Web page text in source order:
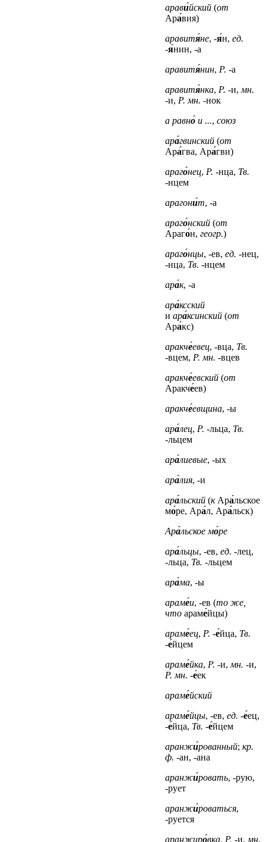
арави́йский (от
Ара́вия)
аравитя́не, -я́н, ед.
-я́нин, -а
аравитя́нин, Р. -а
аравитя́нка, Р. -и, мн.
-и, Р. мн. -нок
а равно́ и ..., союз
ара́гвинский (от
Ара́гва, Ара́гви)
араго́нец, Р. -нца, Тв.
-нцем
арагони́т, -а
араго́нский (от
Араго́н, геогр.)
араго́нцы, -ев, ед. -нец,
-нца, Тв. -нцем
ара́к, -а
ара́ксский
и ара́ксинский (от
Ара́кс)
аракче́евец, -вца, Тв.
-вцем, Р. мн. -вцев
аракче́евский (от
Аракче́ев)
аракче́евщина, -ы
ара́лец, Р. -льца, Тв.
-льцем
ара́лиевые, -ых
ара́лия, -и
ара́льский (кАра́льское
мо́ре, Ара́л, Ара́льск)
Ара́льское мо́ре
ара́льцы, -ев, ед. -лец,
-льца, Тв. -льцем
ара́ма, -ы
араме́и, -ев (то же,
что араме́йцы)
араме́ец, Р. -е́йца, Тв.
-е́йцем
араме́йка, Р. -и, мн. -и,
Р. мн. -е́ек
араме́йский
араме́йцы, -ев, ед. -е́ец,
-е́йца, Тв. -е́йцем
аранжи́рованный; кр.
ф. -ан, -ана
аранжи́ровать, -рую,
-рует
аранжи́роваться,
-руется
аранжиро́вка, Р. -и, мн.